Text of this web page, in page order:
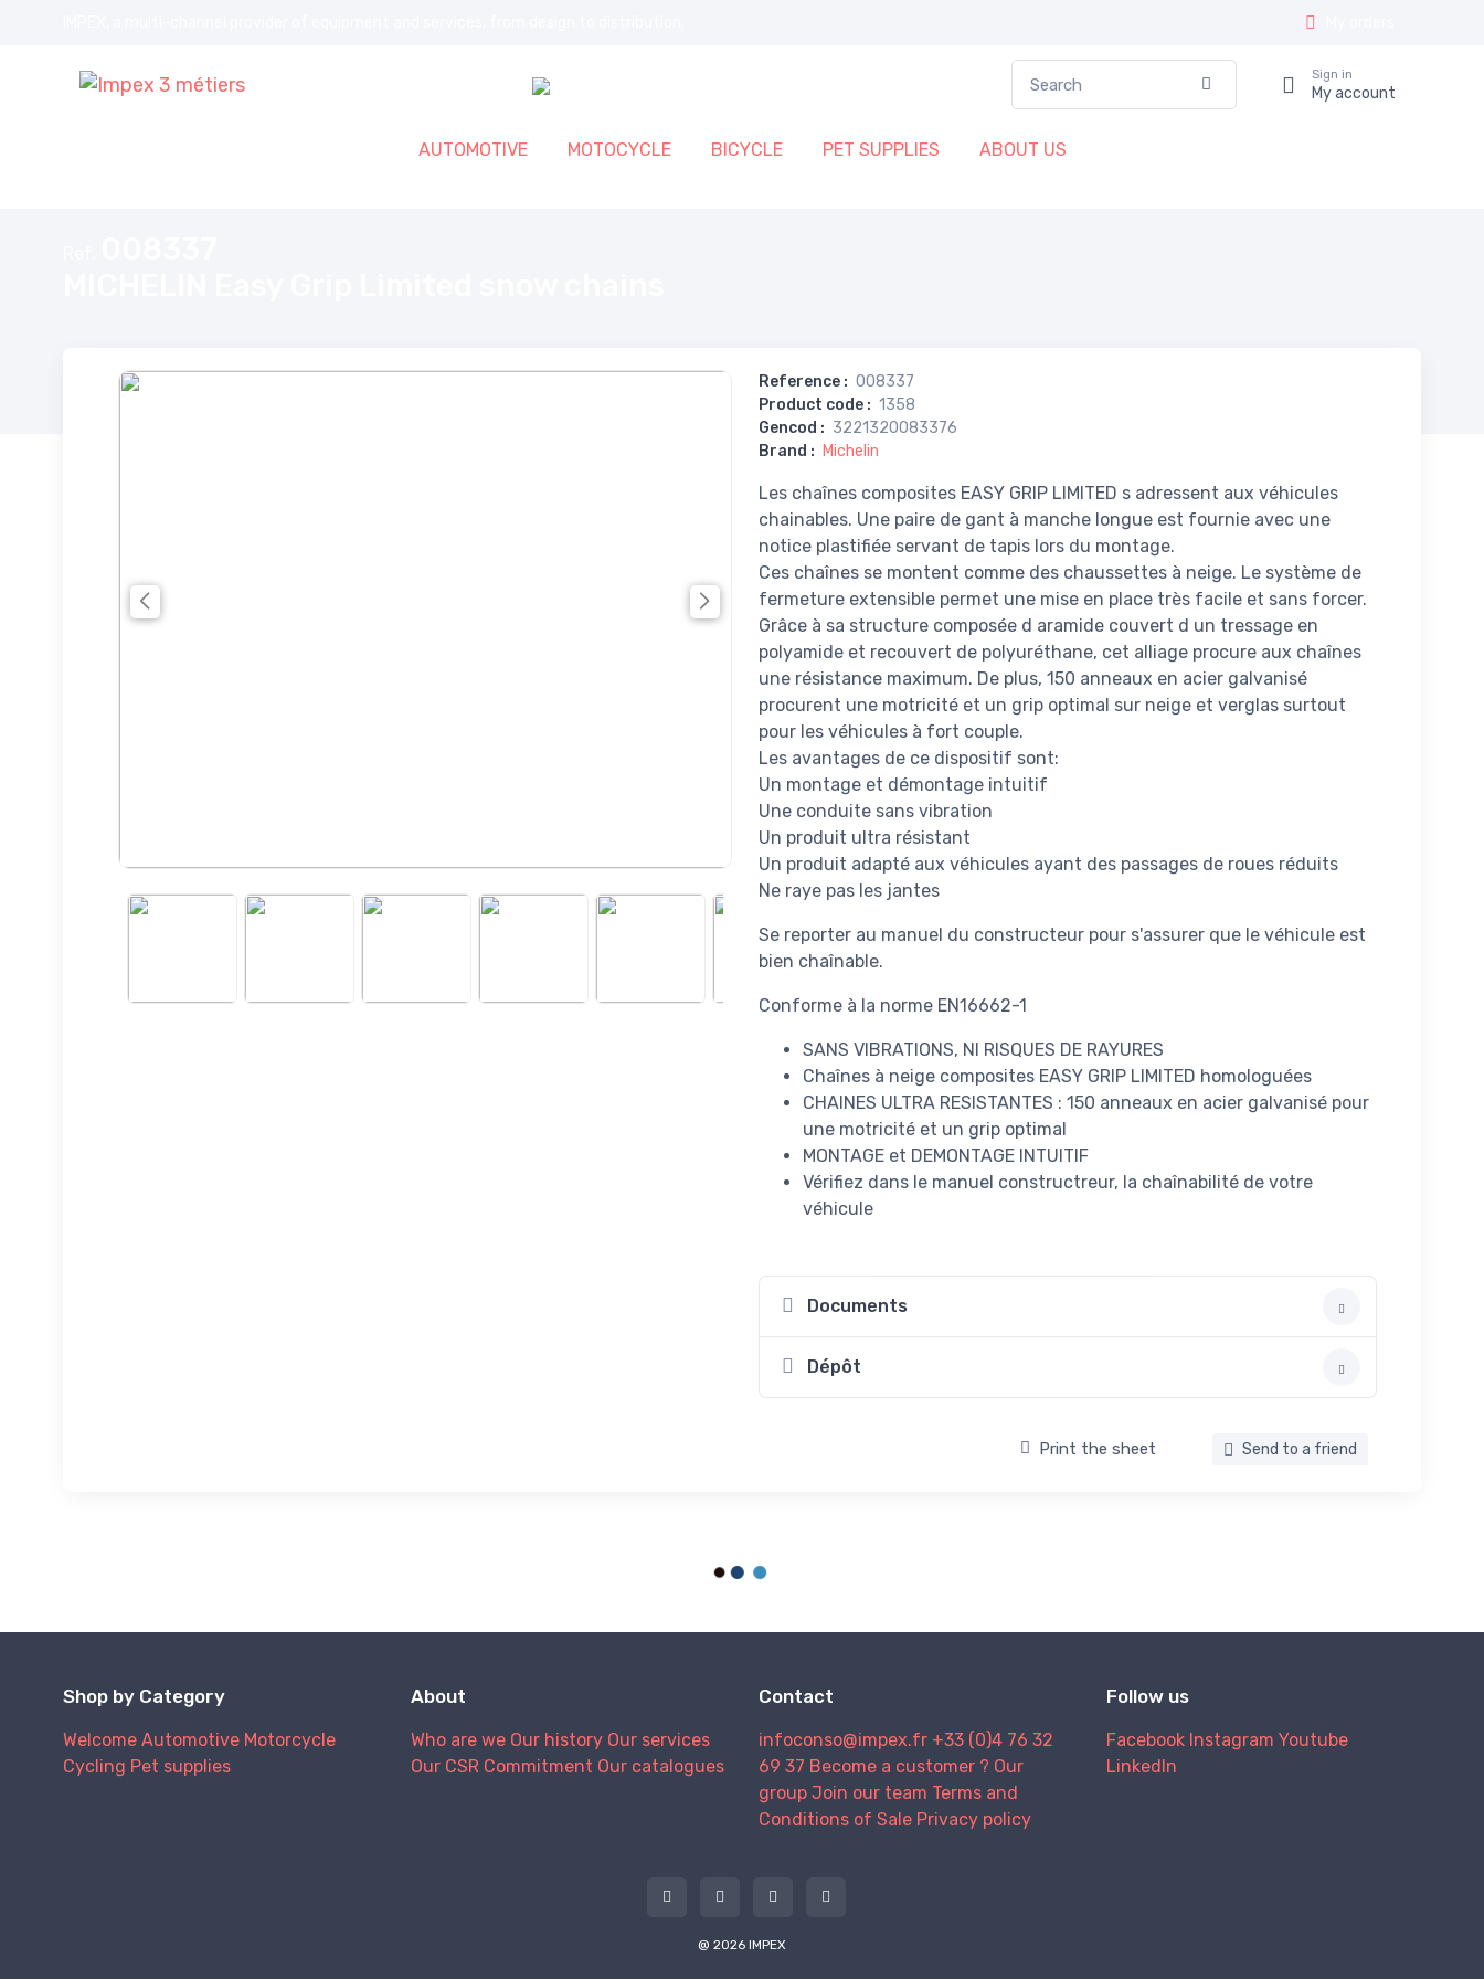
Sign in
My account
AUTOMOTIVE MOTOCYCLE BICYCLE PET SUPPLIES ABOUT US
Reference : 008337
Product code : 1358
Gencod : 3221320083376
Brand : Michelin
Les chaînes composites EASY GRIP LIMITED s adressent aux véhicules
chainables. Une paire de gant à manche longue est fournie avec une
notice plastifiée servant de tapis lors du montage.
Ces chaînes se montent comme des chaussettes à neige. Le système de
fermeture extensible permet une mise en place très facile et sans forcer.
Grâce à sa structure composée d aramide couvert d un tressage en
polyamide et recouvert de polyuréthane, cet alliage procure aux chaînes
une résistance maximum. De plus, 150 anneaux en acier galvanisé
procurent une motricité et un grip optimal sur neige et verglas surtout
pour les véhicules à fort couple.
Les avantages de ce dispositif sont:
Un montage et démontage intuitif
Une conduite sans vibration
Un produit ultra résistant
Un produit adapté aux véhicules ayant des passages de roues réduits
Ne raye pas les jantes
Se reporter au manuel du constructeur pour s'assurer que le véhicule est
bien chaînable.
Conforme à la norme EN16662-1
SANS VIBRATIONS, NI RISQUES DE RAYURES
Chaînes à neige composites EASY GRIP LIMITED homologuées
CHAINES ULTRA RESISTANTES : 150 anneaux en acier galvanisé pour
une motricité et un grip optimal
MONTAGE et DEMONTAGE INTUITIF
Vérifiez dans le manuel constructreur, la chaînabilité de votre
véhicule
Documents
Dépôt
Print the sheet Send to a friend
Shop by Category
Welcome Automotive Motorcycle
Cycling Pet supplies
About
Who are we Our history Our services
Our CSR Commitment Our catalogues
Contact
infoconso@impex.fr +33 (0)4 76 32
69 37 Become a customer ? Our
group Join our team Terms and
Conditions of Sale Privacy policy
Follow us
Facebook Instagram Youtube
LinkedIn
@ 2026 IMPEX